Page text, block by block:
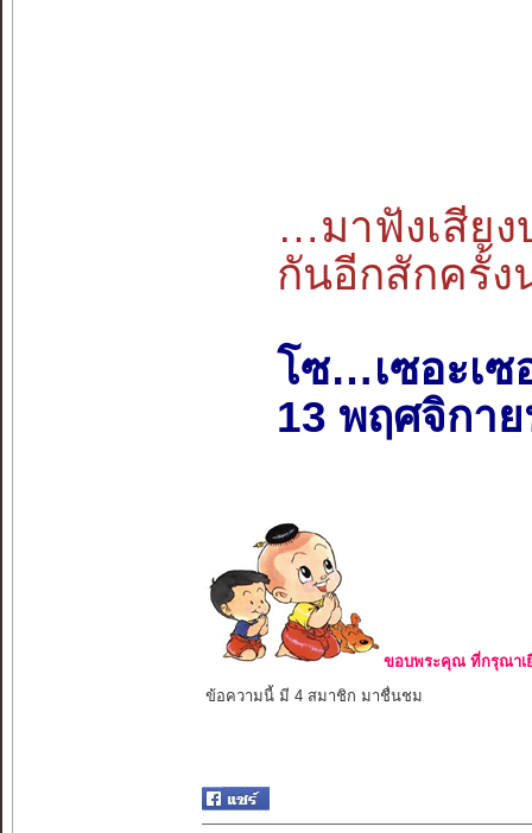
…มาฟังเสียง
กันอีกสักครั้
โซ…เซอะเซ
13 พฤศจิกา
ขอบพระคุณ ที่กรุณาเ
ข้อความนี้ มี 4 สมาชิก มาชื่นชม